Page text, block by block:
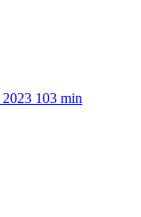
2023 103 min